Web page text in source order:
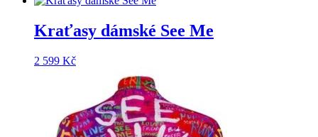
Kraťasy dámské See Me
2 599 Kč